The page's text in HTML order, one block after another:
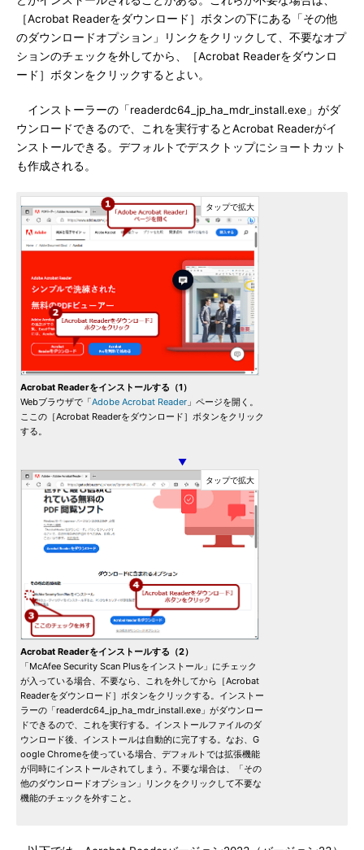
［Acrobat Readerをダウンロード］ボタンの下にある「その他
のダウンロードオプション」リンクをクリックして、不要なオプ
ションのチェックを外してから、［Acrobat Readerをダウンロ
ード］ボタンをクリックするとよい。
インストーラーの「readerdc64_jp_ha_mdr_install.exe」がダ
ウンロードできるので、これを実行するとAcrobat Readerがイ
ンストールできる。デフォルトでデスクトップにショートカット
も作成される。
Acrobat Readerをインストールする（1）
Webブラウザで「Adobe Acrobat Reader 」ページを開く。
ここの［Acrobat Readerをダウンロード］ボタンをクリック
する。
▼
Acrobat Readerをインストールする（2）
「McAfee Security Scan Plusをインストール」にチェック
が入っている場合、不要なら、これを外してから［Acrobat
Readerをダウンロード］ボタンをクリックする。インストー
ラーの「readerdc64_jp_ha_mdr_install.exe」がダウンロー
ドできるので、これを実行する。インストールファイルのダ
ウンロード後、インストールは自動的に完了する。なお、G
oogle Chromeを使っている場合、デフォルトでは拡張機能
が同時にインストールされてしまう。不要な場合は、「その
他のダウンロードオプション」リンクをクリックして不要な
機能のチェックを外すこと。